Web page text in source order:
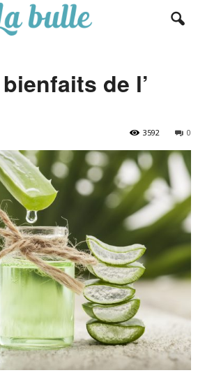
de l’
0
3592